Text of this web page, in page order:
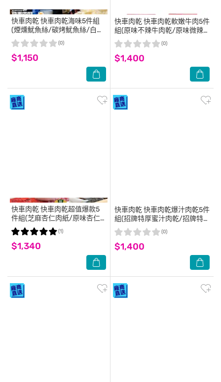
快車肉乾快車肉乾海味5件組
(煙燻魷魚絲/碳烤魷魚絲/白魷
魚絲/碳烤魷魚片/飛卷片) 伴手
禮 零嘴
$1,150
(0)
快車肉乾快車肉乾軟嫩牛肉5件
組(原味不辣牛肉乾/原味微辣
牛肉乾/黑胡椒牛肉乾/麻辣牛
肉乾/天下第一辣牛肉乾) 零嘴
伴手禮
$1,400
(0)
快車肉乾快車肉乾超值爆款5
件組(芝麻杏仁肉紙/原味杏仁
肉紙/招牌特厚蜜汁肉乾/碳烤
魷魚絲/白魷魚片) 伴手禮 零食
$1,340
(1)
快車肉乾快車肉乾爆汁肉乾5件
組(招牌特厚蜜汁肉乾/招牌特
厚黑胡椒肉乾/菲力原味豬肉
乾/泰式檸檬辣味肉乾) 零嘴 伴
手禮
$1,400
(0)